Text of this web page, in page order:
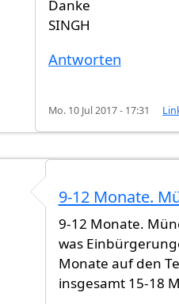
Danke
SINGH
Antworten
Mo. 10 Jul 2017 - 17:31
Am 12.05.2017 habe ich
9-12 Monate.
9-12 Monate.
was
Monate auf den
insgesamt 15-18